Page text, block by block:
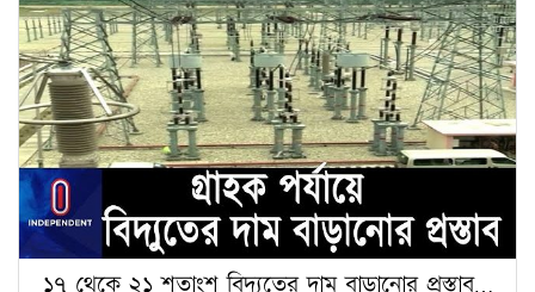
১৭ থেকে ২১ শতাংশ বিদ্যুতের দাম বাড়ানোর প্রস্তাব…